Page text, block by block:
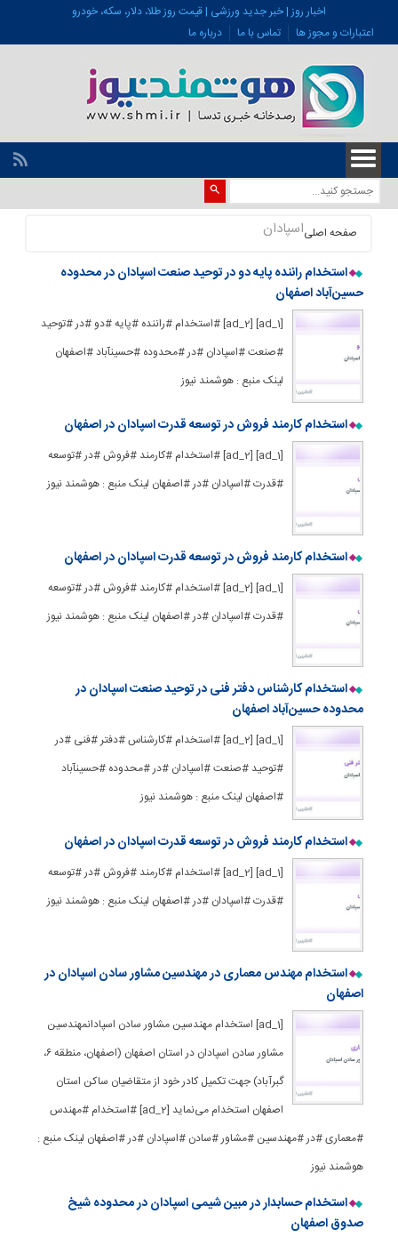
اخبار روز | خبر جدید ورزشی | قیمت روز طلا، دلار، سکه، خودرو
اعتبارات و مجوز ها
تماس با ما درباره ما
صفحه اصلیاسپادان
استخدام راننده پایه دو در توحید صنعت اسپادان در محدوده
حسین‌آباد اصفهان
[ad_1] [ad_2] #استخدام #راننده #پایه #دو #در #توحید
#صنعت #اسپادان #در #محدوده #حسینآباد #اصفهان
لینک منبع : هوشمند نیوز
استخدام کارمند فروش در توسعه قدرت اسپادان در اصفهان
[ad_1] [ad_2] #استخدام #کارمند #فروش #در #توسعه
#قدرت #اسپادان #در #اصفهان لینک منبع : هوشمند نیوز
استخدام کارمند فروش در توسعه قدرت اسپادان در اصفهان
[ad_1] [ad_2] #استخدام #کارمند #فروش #در #توسعه
#قدرت #اسپادان #در #اصفهان لینک منبع : هوشمند نیوز
استخدام کارشناس دفتر فنی در توحید صنعت اسپادان در
محدوده حسین‌آباد اصفهان
[ad_1] [ad_2] #استخدام #کارشناس #دفتر #فنی #در
#توحید #صنعت #اسپادان #در #محدوده #حسینآباد
#اصفهان لینک منبع : هوشمند نیوز
استخدام کارمند فروش در توسعه قدرت اسپادان در اصفهان
[ad_1] [ad_2] #استخدام #کارمند #فروش #در #توسعه
#قدرت #اسپادان #در #اصفهان لینک منبع : هوشمند نیوز
استخدام مهندس معماری در مهندسین مشاور سادن اسپادان در
اصفهان
[ad_1] استخدام مهندسین مشاور سادن اسپادانمهندسین
مشاور سادن اسپادان در استان اصفهان (اصفهان، منطقه ۶،
گبر‌آباد) جهت تکمیل کادر خود از متقاضیان ساکن استان
اصفهان استخدام می‌نماید [ad_2] #استخدام #مهندس
#معماری #در #مهندسین #مشاور #سادن #اسپادان #در #اصفهان لینک منبع :
هوشمند نیوز
استخدام حسابدار در مبین شیمی اسپادان در محدوده شیخ
صدوق اصفهان